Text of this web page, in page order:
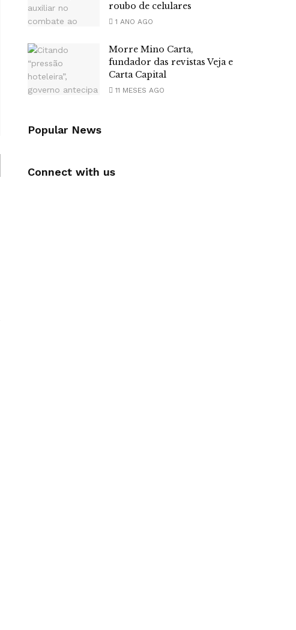
roubo de celulares
1 ANO AGO
Morre Mino Carta,
fundador das revistas Veja e
Carta Capital
11 MESES AGO
Popular News
Connect with us